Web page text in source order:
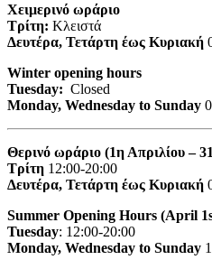
Χειμερινό ωράριο
Τρίτη: Κλειστά
Δευτέρα, Τετάρτη έως Κυριακή
Winter opening hours
Tuesday: Closed
Monday, Wednesday to Sunday
Θερινό ωράριο (1η Απριλίου –
Τρίτη 12:00-20:00
Δευτέρα, Τετάρτη έως Κυριακή
Summer Opening Hours (April
Tuesday: 12:00-20:00
Monday, Wednesday to Sunday